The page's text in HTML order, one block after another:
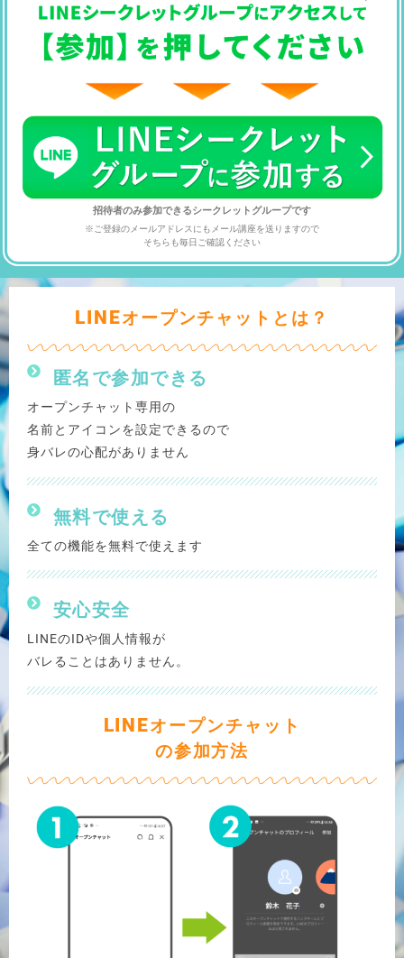
招待者のみ参加できるシークレットグループです
※ご登録のメールアドレスにもメール講座を送りますので
そちらも毎日ご確認ください
LINEオープンチャットとは？
匿名で参加できる
オープンチャット専用の
名前とアイコンを設定できるので
身バレの心配がありません
無料で使える
全ての機能を無料で使えます
安心安全
LINEのIDや個人情報が
バレることはありません。
LINEオープンチャット
の参加方法